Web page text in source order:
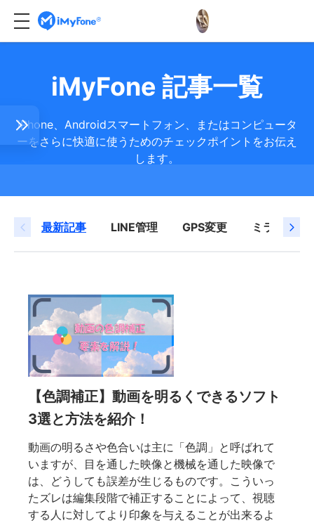
iMyFone 記事一覧
iPhone、Androidスマートフォン、またはコンピュータ
ーをさらに快適に使うためのチェックポイントをお伝え
します。
最新記事 LINE管理 GPS変更 ミラーリン
【色調補正】動画を明るくできるソフト
3選と方法を紹介！
動画の明るさや色合いは主に「色調」と呼ばれて
いますが、目を通した映像と機械を通した映像で
は、どうしても誤差が生じるものです。こういっ
たズレは編集段階で補正することによって、視聴
する人に対してより印象を与えることが出来るよ
ー